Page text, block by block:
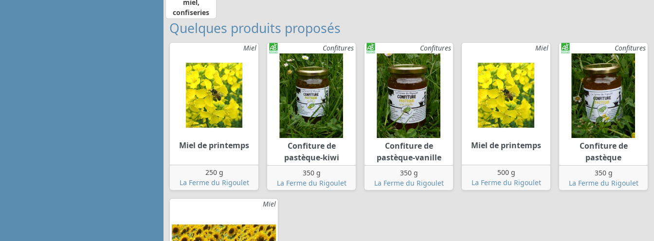
miel,
confiseries
Quelques produits proposés
Miel
Miel de printemps
250 g
La Ferme du Rigoulet
Confitures
Confiture de
pastèque-kiwi
350 g
La Ferme du Rigoulet
Confitures
Confiture de
pastèque-vanille
350 g
La Ferme du Rigoulet
Miel
Miel de printemps
500 g
La Ferme du Rigoulet
Confitures
Confiture de
pastèque
350 g
La Ferme du Rigoulet
Miel